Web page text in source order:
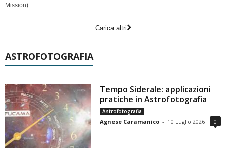
Mission)
Carica altri
ASTROFOTOGRAFIA
Tempo Siderale: applicazioni
pratiche in Astrofotografia
Astrofotografia
Agnese Caramanico - 10 Luglio 2026 0